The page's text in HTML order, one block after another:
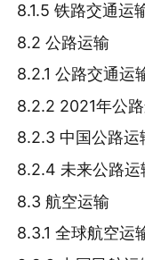
8.1.5 铁路交通运
8.2 公路运输
8.2.1 公路交通运
8.2.2 2021年公
8.2.3 中国公路运
8.2.4 未来公路运
8.3 航空运输
8.3.1 全球航空运